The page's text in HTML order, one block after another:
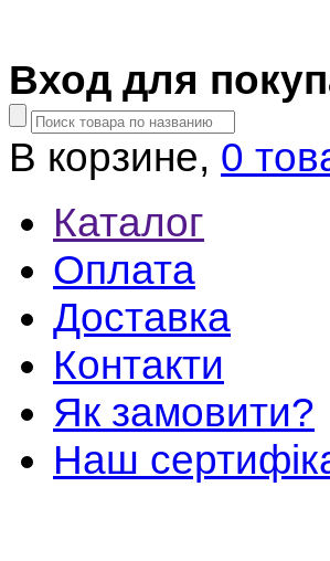
Вход для
В корзине, 0
Каталог
Оплата
Доставка
Контакти
Як замовити?
Наш